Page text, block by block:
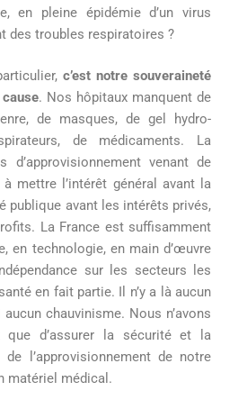
en pleine épidémie d’un virus
des troubles respiratoires ?
c’est notre souveraineté
. Nos hôpitaux manquent de
de masques, de gel hydro-
de médicaments. La
d’approvisionnement venant de
mettre l’intérêt général avant la
publique avant les intérêts privés,
La France est suffisamment
en technologie, en main d’œuvre
sur les secteurs les
en fait partie. Il n’y a là aucun
chauvinisme. Nous n’avons
que d’assurer la sécurité et la
l’approvisionnement de notre
matériel médical.